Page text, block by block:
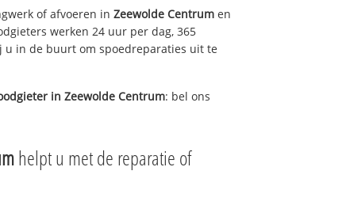
of afvoeren in Zeewolde Centrum en
werken 24 uur per dag, 365
u in de buurt om spoedreparaties uit te
in Zeewolde Centrum: bel ons
helpt u met de reparatie of